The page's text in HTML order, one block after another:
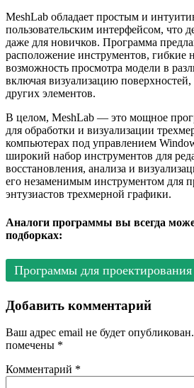
MeshLab обладает простым и
пользовательским интерфейсом, что
даже для новичков. Программа
расположение инструментов, гибкие
возможность просмотра модели в
включая визуализацию
других элементов.
В целом, MeshLab — это мощное
для обработки и визуализации
компьютерах под управлением
широкий набор инструментов для
восстановления, анализа и
его незаменимым инструментом для
энтузиастов трехмерной графики.
Аналоги программы вы всегда
подборках:
Программы для проектирования
Добавить комментарий
Ваш адрес email не будет опубликован.
помечены *
Комментарий *